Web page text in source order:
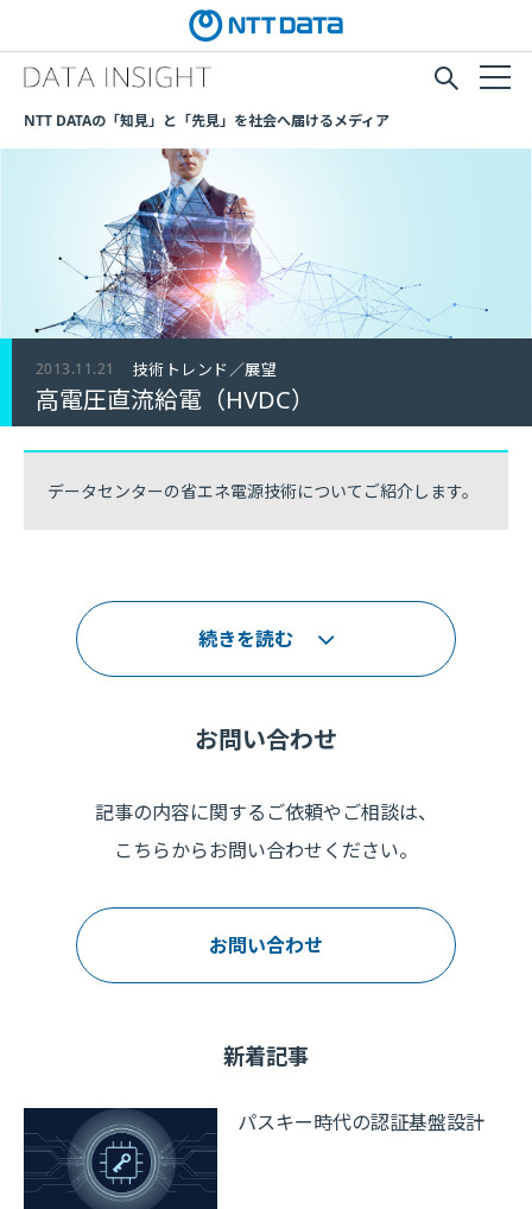
NTT DATAの「知見」と「先見」を社会へ届けるメディア
2013.11.21 技術トレンド／展望
高電圧直流給電（HVDC）
データセンターの省エネ電源技術についてご紹介します。
続きを読む
新着記事
パスキー時代の認証基盤設計
お問い合わせ
記事の内容に関するご依頼やご相談は、
こちらからお問い合わせください。
お問い合わせ